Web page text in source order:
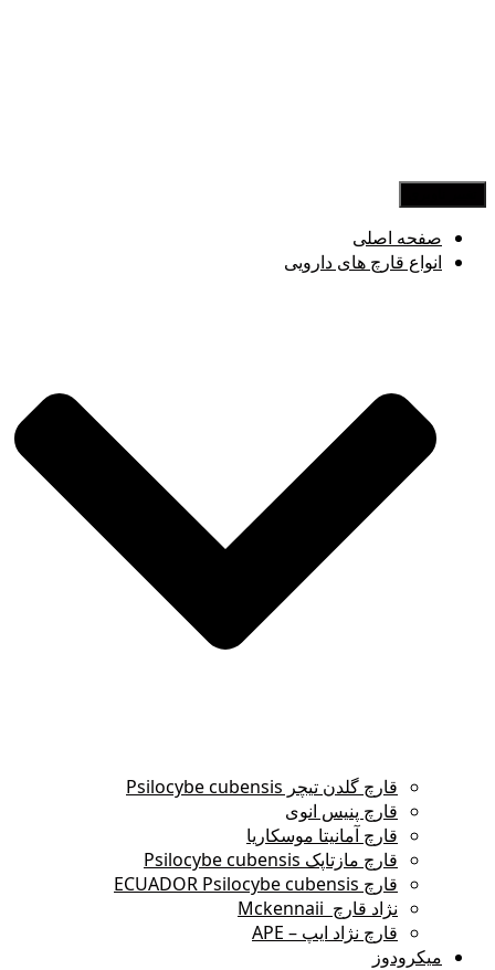
صفحه اصلی
انواع قارچ های دارویی
قارچ گلدن تیچر Psilocybe cubensis
قارچ پنیس انوی
قارچ آمانیتا موسکاریا
قارچ مازتاپک Psilocybe cubensis
قارچ ECUADOR Psilocybe cubensis
نژاد قارچ Mckennaii
قارچ نژاد ایپ – APE
میکرودوز